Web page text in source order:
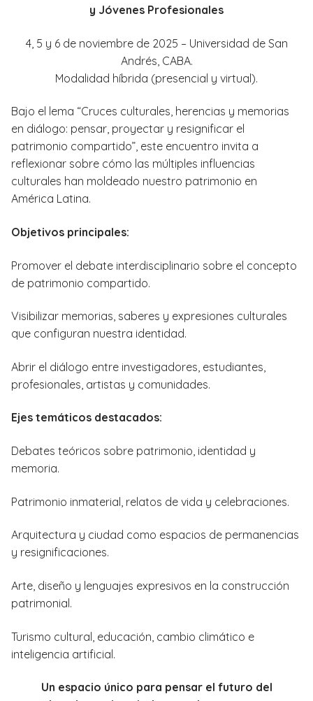
y Jóvenes Profesionales
4, 5 y 6 de noviembre de 2025 – Universidad de San
Andrés, CABA.
Modalidad híbrida (presencial y virtual).
Bajo el lema “Cruces culturales, herencias y memorias
en diálogo: pensar, proyectar y resignificar el
patrimonio compartido”, este encuentro invita a
reflexionar sobre cómo las múltiples influencias
culturales han moldeado nuestro patrimonio en
América Latina.
Objetivos principales:
Promover el debate interdisciplinario sobre el concepto
de patrimonio compartido.
Visibilizar memorias, saberes y expresiones culturales
que configuran nuestra identidad.
Abrir el diálogo entre investigadores, estudiantes,
profesionales, artistas y comunidades.
Ejes temáticos destacados:
Debates teóricos sobre patrimonio, identidad y
memoria.
Patrimonio inmaterial, relatos de vida y celebraciones.
Arquitectura y ciudad como espacios de permanencias
y resignificaciones.
Arte, diseño y lenguajes expresivos en la construcción
patrimonial.
Turismo cultural, educación, cambio climático e
inteligencia artificial.
Un espacio único para pensar el futuro del